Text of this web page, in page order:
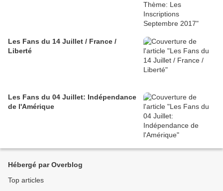
Les Fans du 14 Juillet / France /
Liberté
Les Fans du 04 Juillet: Indépendance
de l'Amérique
Hébergé par Overblog
Top articles